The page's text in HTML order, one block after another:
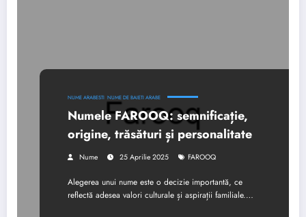
NUME ARABESTI NUME DE BAIETI ARABE
Numele FAROOQ: semnificație,
origine, trăsături și personalitate
Nume 25 Aprilie 2025 FAROOQ
Alegerea unui nume este o decizie importantă, ce
reflectă adesea valori culturale și aspirații familiale.…